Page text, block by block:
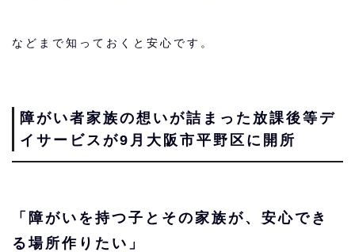
などまで知っておくと安心です。
障がい者家族の想いが詰まった放課後等デ
イサービスが9月大阪市平野区に開所
「障がいを持つ子とその家族が、安心でき
る場所作りたい」